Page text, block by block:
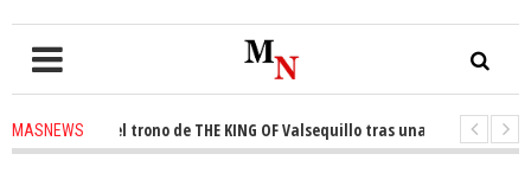
MASNEWSel trono de THE KING OF Valsequillo tras una jornada de